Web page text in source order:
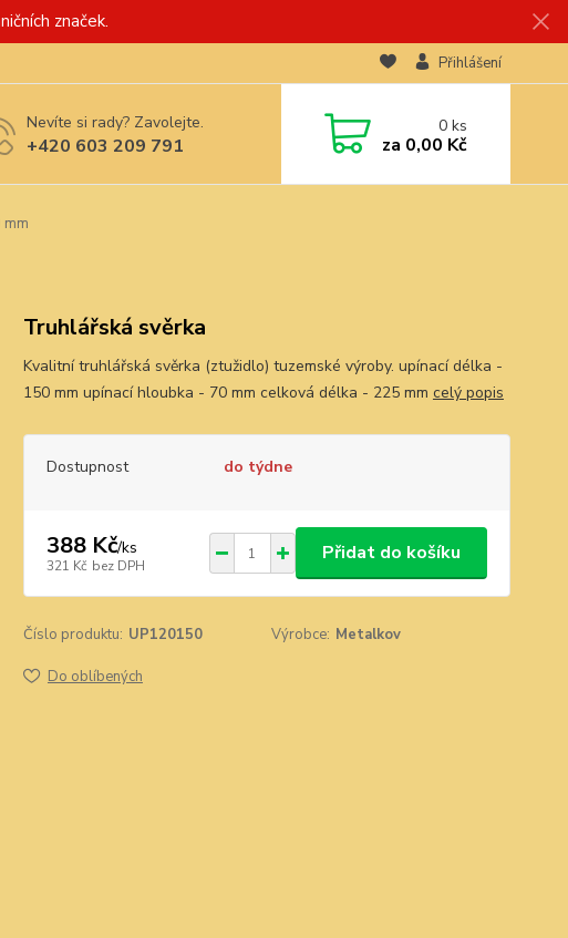
značek.
Přihlášení
Nevíte si rady? Zavolejte.
+420 603 209 791
0ks
za 0,00 Kč
Truhlářská svěrka
Kvalitní truhlářská svěrka (ztužidlo) tuzemské výroby. upínací délka -
150 mm upínací hloubka - 70 mm celková délka - 225 mm celý popis
Dostupnost do týdne
388 Kč/ks
321 Kč bez DPH
Přidat do košíku
Číslo produktu: UP120150 Výrobce: Metalkov
Do oblíbených